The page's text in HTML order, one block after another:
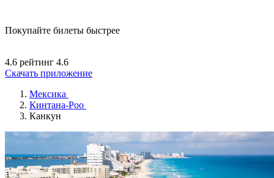
Покупайте билеты быстрее
4.6 рейтинг 4.6
Скачать приложение
Мексика
Кинтана-Роо
Канкун